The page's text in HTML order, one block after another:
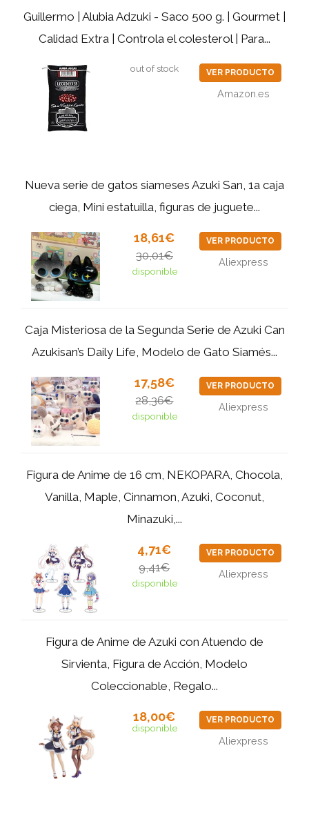
Guillermo | Alubia Adzuki - Saco 500 g. | Gourmet |
Calidad Extra | Controla el colesterol | Para...
out of stock VER PRODUCTO
Amazon.es
Nueva serie de gatos siameses Azuki San, 1a caja
ciega, Mini estatuilla, figuras de juguete...
18,61€
30,01€
disponible
VER PRODUCTO
Aliexpress
Caja Misteriosa de la Segunda Serie de Azuki Can
Azukisan’s Daily Life, Modelo de Gato Siamés...
17,58€
28,36€
disponible
VER PRODUCTO
Aliexpress
Figura de Anime de 16 cm, NEKOPARA, Chocola,
Vanilla, Maple, Cinnamon, Azuki, Coconut,
Minazuki,...
4,71€
9,41€
disponible
VER PRODUCTO
Aliexpress
Figura de Anime de Azuki con Atuendo de
Sirvienta, Figura de Acción, Modelo
Coleccionable, Regalo...
18,00€
disponible
VER PRODUCTO
Aliexpress